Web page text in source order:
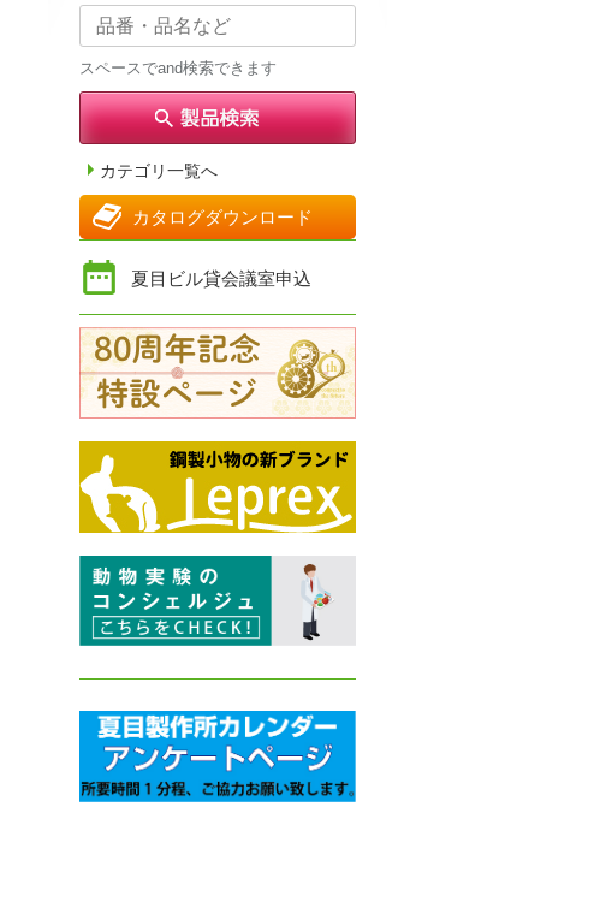
スペースでand検索できます
カテゴリ一覧へ
カタログダウンロード
夏目ビル貸会議室申込